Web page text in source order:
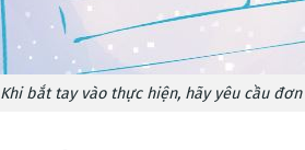
Khi bắt tay vào thực hiện, hãy yêu cầu